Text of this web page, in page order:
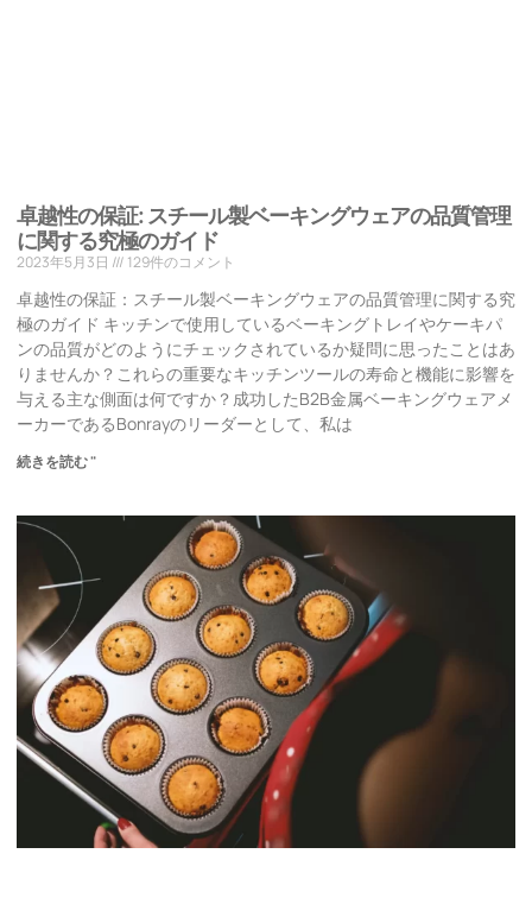
卓越性の保証: スチール製ベーキングウェアの品質管理
に関する究極のガイド
2023年5月3日 129件のコメント
卓越性の保証：スチール製ベーキングウェアの品質管理に関する究
極のガイド キッチンで使用しているベーキングトレイやケーキパ
ンの品質がどのようにチェックされているか疑問に思ったことはあ
りませんか？これらの重要なキッチンツールの寿命と機能に影響を
与える主な側面は何ですか？成功したB2B金属ベーキングウェアメ
ーカーであるBonrayのリーダーとして、私は
続きを読む "